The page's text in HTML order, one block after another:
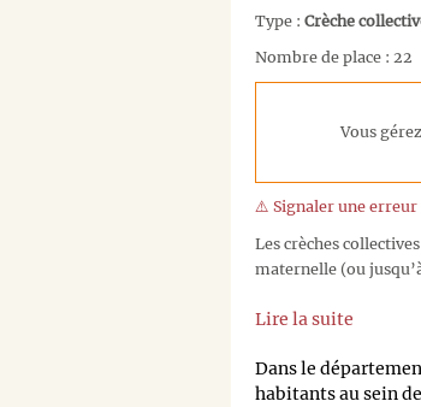
Type : Crèche
Nombre de place : 22
Vous
⚠️ Signaler une erreur
Les crèches
maternelle (ou
Lire la suite
Dans le
habitants au sein